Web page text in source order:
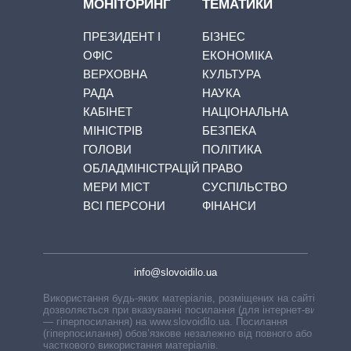
МОНІТОРИНГ
ПРЕЗИДЕНТ І
ОФІС
ВЕРХОВНА
РАДА
КАБІНЕТ
МІНІСТРІВ
ГОЛОВИ
ОБЛАДМІНІСТРАЦІЙ
МЕРИ МІСТ
ВСІ ПЕРСОНИ
ТЕМАТИКИ
БІЗНЕС
ЕКОНОМІКА
КУЛЬТУРА
НАУКА
НАЦІОНАЛЬНА
БЕЗПЕКА
ПОЛІТИКА
ПРАВО
СУСПІЛЬСТВО
ФІНАНСИ
info@slovoidilo.ua
Використання будь-яких матеріалів, розміщених на сайті,
дозволяється при вказуванні посилання (для інтернет-видань
— гіперпосилання) на www.slovoidilo.ua. Посилання
(гіперпосилання) обов’язкове незалежно від повного або
часткового використання матеріалів.